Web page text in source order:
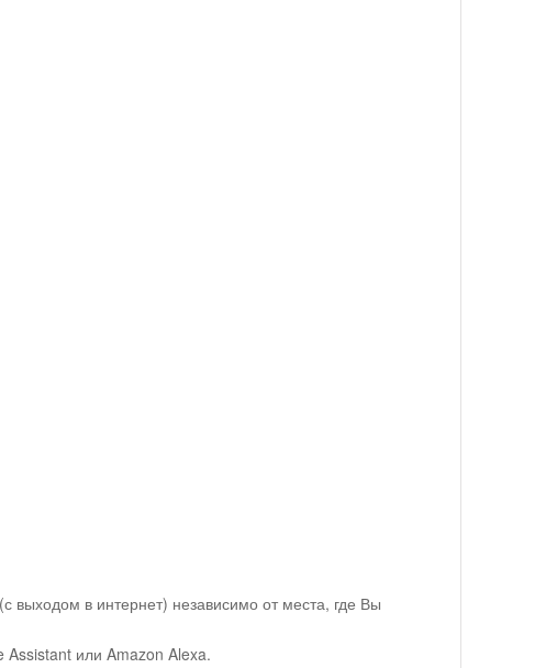
выходом в интернет) независимо от места, где Вы
Assistant или Amazon Alexa.